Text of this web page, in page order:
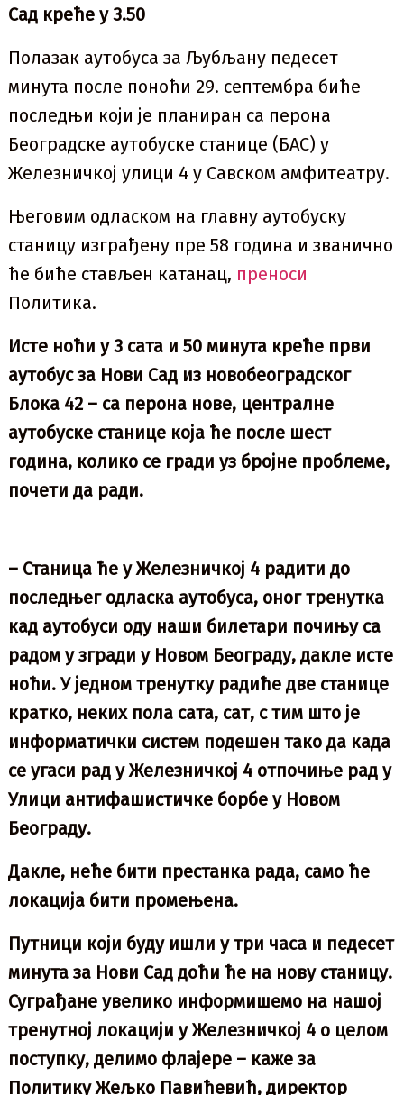
Сад креће у 3.50
Полазак аутобуса за Љубљану педесет
минута после поноћи 29. септембра биће
последњи који је планиран са перона
Београдске аутобуске станице (БАС) у
Железничкој улици 4 у Савском амфитеатру.
Његовим одласком на главну аутобуску
станицу изграђену пре 58 година и званично
ће биће стављен катанац, преноси
Политика.
Исте ноћи у 3 сата и 50 минута креће први
аутобус за Нови Сад из новобеоградског
Блока 42 – са перона нове, централне
аутобуске станице која ће после шест
година, колико се гради уз бројне проблеме,
почети да ради.
– Станица ће у Железничкој 4 радити до
последњег одласка аутобуса, оног тренутка
кад аутобуси оду наши билетари почињу са
радом у згради у Новом Београду, дакле исте
ноћи. У једном тренутку радиће две станице
кратко, неких пола сата, сат, с тим што је
информатички систем подешен тако да када
се угаси рад у Железничкој 4 отпочиње рад у
Улици антифашистичке борбе у Новом
Београду.
Дакле, неће бити престанка рада, само ће
локација бити промењена.
Путници који буду ишли у три часа и педесет
минута за Нови Сад доћи ће на нову станицу.
Суграђане увелико информишемо на нашој
тренутној локацији у Железничкој 4 о целом
поступку, делимо флајере – каже за
Политику Жељко Павићевић, директор